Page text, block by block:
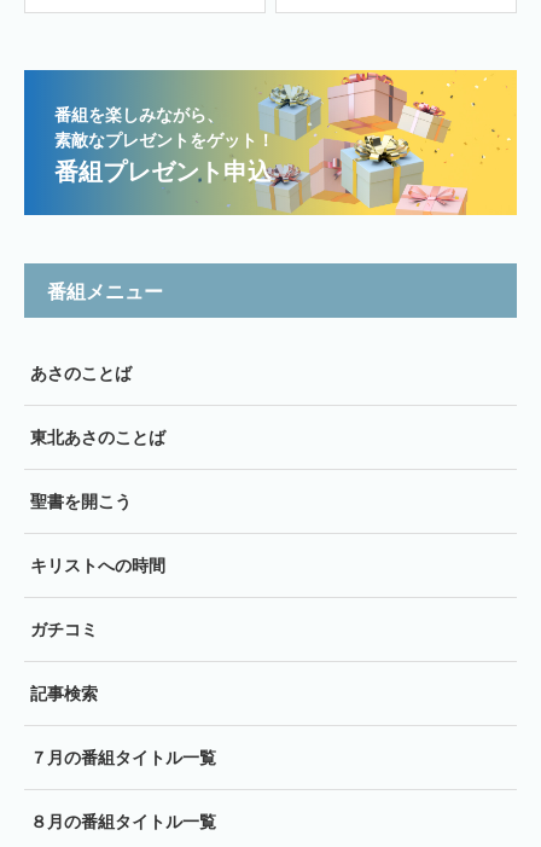
番組を楽しみながら、
素敵なプレゼントをゲット！
番組プレゼント申込
番組メニュー
あさのことば
東北あさのことば
聖書を開こう
キリストへの時間
ガチコミ
記事検索
７月の番組タイトル一覧
８月の番組タイトル一覧